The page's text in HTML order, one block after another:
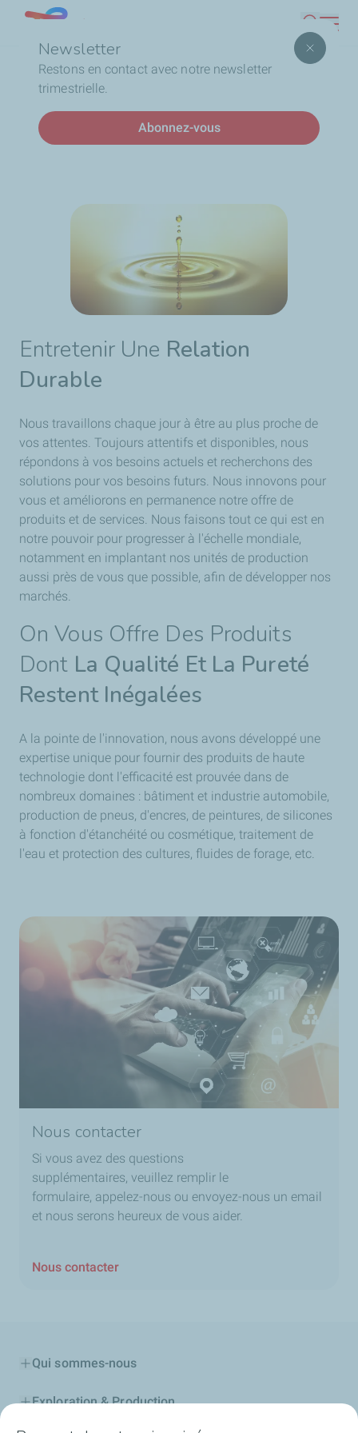
contenu
Newsletter
Restons en contact avec notre newsletter
trimestrielle.
Abonnez-vous
Lebanon
d'Ariane
Accueil Page d'accueil
Produits spéciaux
Fluides spéciaux
Fluides Spéciaux
Entretenir Une Relation
Durable
Nous travaillons chaque jour à être au plus proche de
vos attentes. Toujours attentifs et disponibles, nous
répondons à vos besoins actuels et recherchons des
solutions pour vos besoins futurs. Nous innovons pour
vous et améliorons en permanence notre offre de
produits et de services. Nous faisons tout ce qui est en
notre pouvoir pour progresser à l'échelle mondiale,
notamment en implantant nos unités de production
aussi près de vous que possible, afin de développer nos
marchés.
On Vous Offre Des Produits
Dont La Qualité Et La Pureté
Restent Inégalées
A la pointe de l'innovation, nous avons développé une
expertise unique pour fournir des produits de haute
technologie dont l'efficacité est prouvée dans de
nombreux domaines : bâtiment et industrie automobile,
production de pneus, d'encres, de peintures, de silicones
à fonction d'étanchéité ou cosmétique, traitement de
l'eau et protection des cultures, fluides de forage, etc.
Nous contacter
Si vous avez des questions
supplémentaires, veuillez remplir le
formulaire, appelez-nous ou envoyez-nous un email
et nous serons heureux de vous aider.
Nous contacter
Qui sommes-nous
Exploration & Production